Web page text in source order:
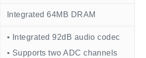
Integrated 64MB DRAM
• Integrated 92dB audio codec
• Supports two ADC channels